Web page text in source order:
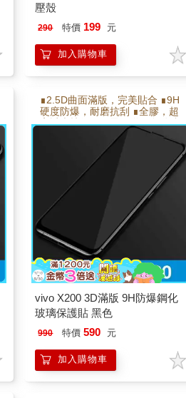
壓殼
290 特價 199 元
加入購物車
∎2.5D曲面滿版，完美貼合 ∎9H
硬度防爆，耐磨抗刮 ∎全膠，超
高透光技術 ∎靜電吸附，自動貼
合 ∎電鍍疏水疏油層 使手感更滑
vivo X200 3D滿版 9H防爆鋼化
玻璃保護貼 黑色
990 特價 590 元
加入購物車